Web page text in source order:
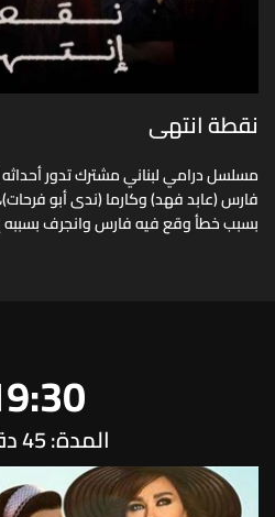
نقطة انتهى
مسلسل درامي لبناني مشترك تدور
فارس (عابد فهد) وكارما (ندى أبو
بسبب خطأ وقع فيه فارس وانجرف بسببه
المدة: 45 دقيقة